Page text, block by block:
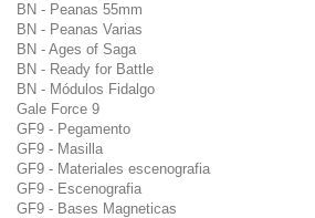
BN - Peanas 55mm
BN - Peanas Varias
BN - Ages of Saga
BN - Ready for Battle
BN - Módulos Fidalgo
Gale Force 9
GF9 - Pegamento
GF9 - Masilla
GF9 - Materiales escenografia
GF9 - Escenografia
GF9 - Bases Magneticas